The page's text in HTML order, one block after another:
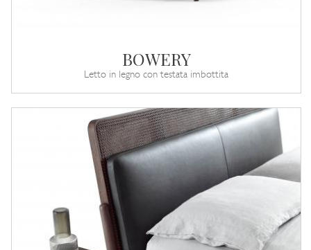
BOWERY
Letto in legno con testata imbottita